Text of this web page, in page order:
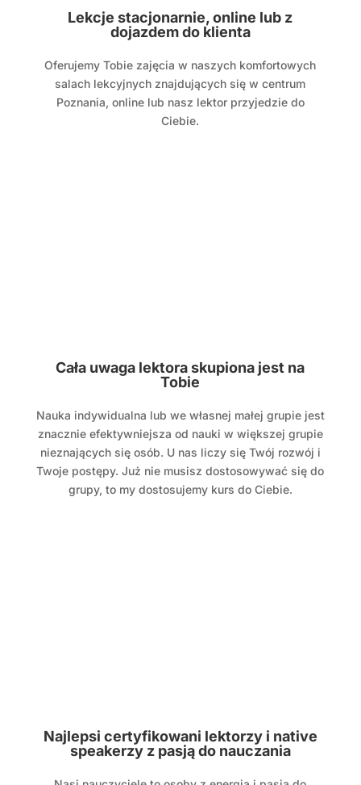
Lekcje stacjonarnie, online lub z
dojazdem do klienta
Oferujemy Tobie zajęcia w naszych komfortowych
salach lekcyjnych znajdujących się w centrum
Poznania, online lub nasz lektor przyjedzie do
Ciebie.
Cała uwaga lektora skupiona jest na
Tobie
Nauka indywidualna lub we własnej małej grupie jest
znacznie efektywniejsza od nauki w większej grupie
nieznających się osób. U nas liczy się Twój rozwój i
Twoje postępy. Już nie musisz dostosowywać się do
grupy, to my dostosujemy kurs do Ciebie.
Najlepsi certyfikowani lektorzy i native
speakerzy z pasją do nauczania